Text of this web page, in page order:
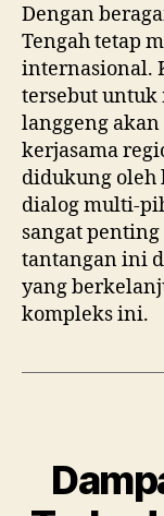
Dengan
Tengah tetap
internasional.
tersebut untuk
langgeng
kerjasama
didukung oleh
dialog multi-
sangat
tantangan ini
yang
kompleks ini.